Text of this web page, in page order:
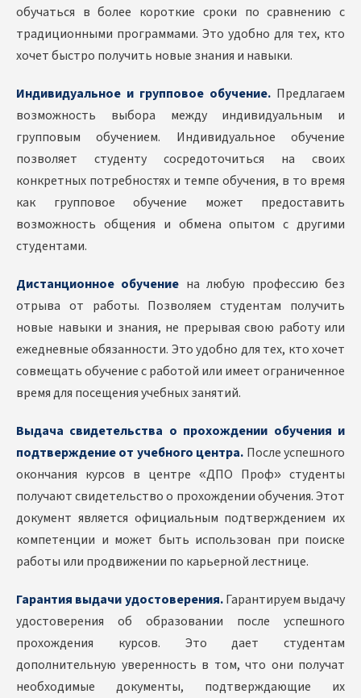
обучаться в более короткие сроки по сравнению с
традиционными программами. Это удобно для тех, кто
хочет быстро получить новые знания и навыки.
Индивидуальное и групповое обучение. Предлагаем
возможность выбора между индивидуальным и
групповым обучением. Индивидуальное обучение
позволяет студенту сосредоточиться на своих
конкретных потребностях и темпе обучения, в то время
как групповое обучение может предоставить
возможность общения и обмена опытом с другими
студентами.
Дистанционное обучение на любую профессию без
отрыва от работы. Позволяем студентам получить
новые навыки и знания, не прерывая свою работу или
ежедневные обязанности. Это удобно для тех, кто хочет
совмещать обучение с работой или имеет ограниченное
время для посещения учебных занятий.
Выдача свидетельства о прохождении обучения и
подтверждение от учебного центра. После успешного
окончания курсов в центре «ДПО Проф» студенты
получают свидетельство о прохождении обучения. Этот
документ является официальным подтверждением их
компетенции и может быть использован при поиске
работы или продвижении по карьерной лестнице.
Гарантия выдачи удостоверения.Гарантируем выдачу
удостоверения об образовании после успешного
прохождения курсов. Это дает студентам
дополнительную уверенность в том, что они получат
необходимые документы, подтверждающие их